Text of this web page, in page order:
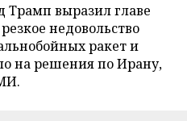
выразил главе
недовольство
ракет и
на решения по Ирану,